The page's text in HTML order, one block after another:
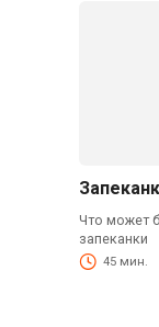
Что может
запеканки
45 мин.